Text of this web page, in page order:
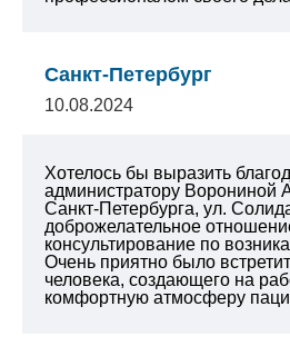
Санкт-Петербург
10.08.2024
Хотелось бы выразить
администратору Ворониной
Санкт-Петербурга, ул.
доброжелательное
консультирование по
Очень приятно было
человека, создающего на
комфортную атмосферу